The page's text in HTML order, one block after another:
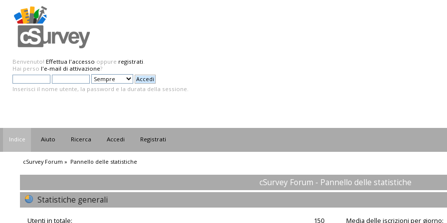
Benvenuto! Effettua l'accesso oppure registrati.
Hai perso l'e-mail di attivazione?
Inserisci il nome utente, la password e la durata della sessione.
Indice Aiuto Ricerca Accedi Registrati
cSurvey Forum » Pannello delle statistiche
cSurvey Forum - Pannello delle statistiche
Statistiche generali
Utenti in totale: 150 Media delle iscrizioni per giorno: